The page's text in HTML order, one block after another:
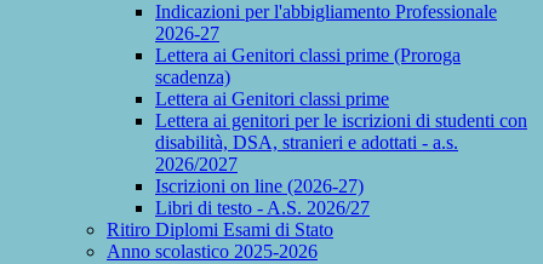
Indicazioni per l'abbigliamento Professionale
2026-27
Lettera ai Genitori classi prime (Proroga
scadenza)
Lettera ai Genitori classi prime
Lettera ai genitori per le iscrizioni di studenti con
disabilità, DSA, stranieri e adottati - a.s.
2026/2027
Iscrizioni on line (2026-27)
Libri di testo - A.S. 2026/27
Ritiro Diplomi Esami di Stato
Anno scolastico 2025-2026